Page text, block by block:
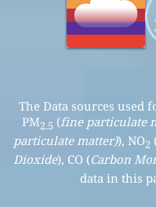
The Data sources
PM2.5 (fine particulate
particulate matter)), NO2
Dioxide), CO (Carbon
data in this